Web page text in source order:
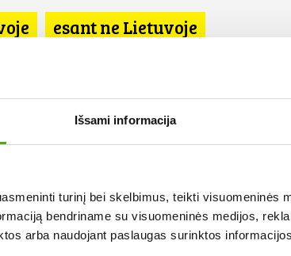
Išsami informacija
turinį bei skelbimus, teikti visuomeninės
bendriname su visuomeninės medijos,
arba naudojant paslaugas surinktos
esant ne Lietuvoje